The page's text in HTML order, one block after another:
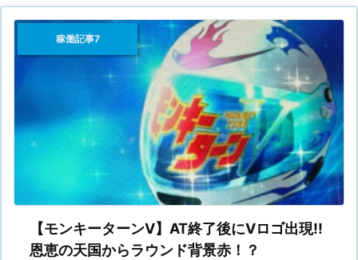
【モンキーターンV】AT終了後にVロゴ出現!!
恩恵の天国からラウンド背景赤！？
稼働記事7